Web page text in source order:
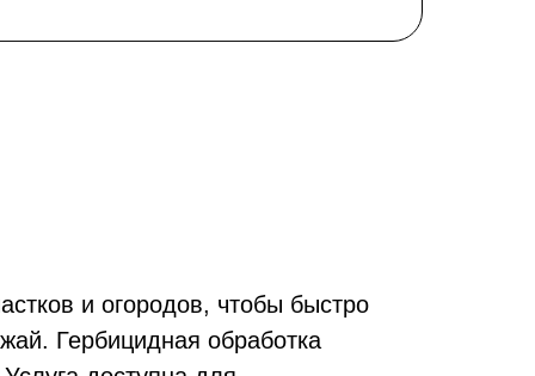
и огородов, чтобы быстро
Гербицидная обработка